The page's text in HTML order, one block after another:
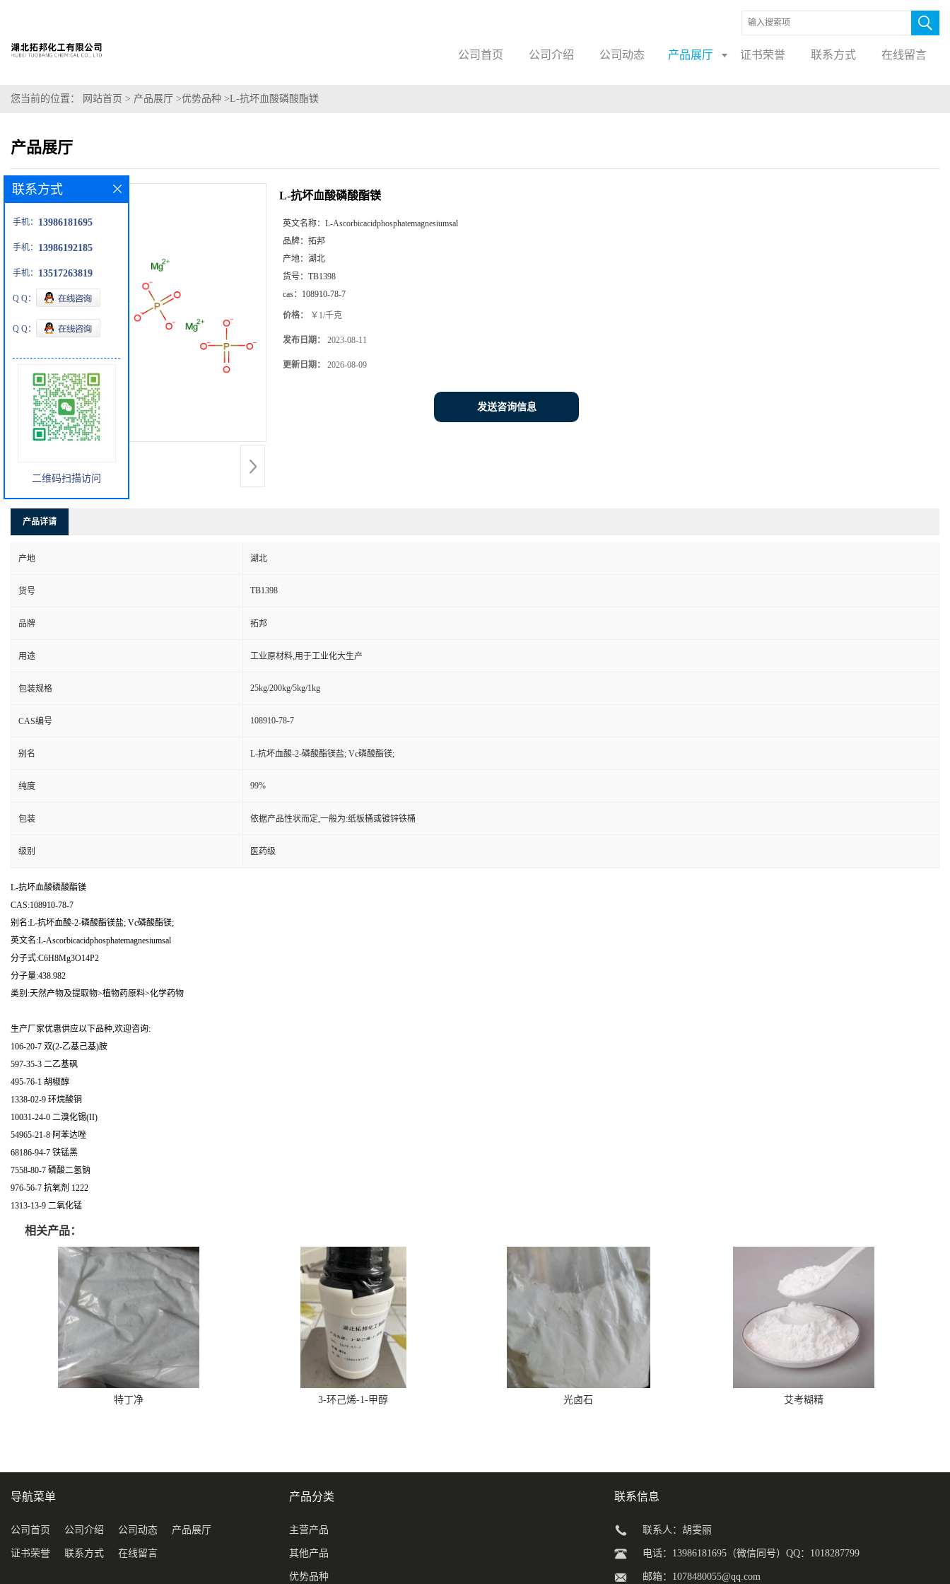
公司首页 公司介绍 公司动态 产品展厅 证书荣誉 联系方式 在线留言
您当前的位置： 网站首页 > 产品展厅 >优势品种 >L-抗坏血酸磷酸酯镁
产品展厅
L-抗坏血酸磷酸酯镁
英文名称： L-Ascorbicacidphosphatemagnesiumsal
品牌： 拓邦
产地： 湖北
货号： TB1398
cas： 108910-78-7
价格： ￥1/千克
发布日期： 2023-08-11
更新日期： 2026-08-09
发送咨询信息
产品详请
产地 湖北
货号 TB1398
品牌 拓邦
用途 工业原材料,用于工业化大生产
包装规格 25kg/200kg/5kg/1kg
CAS编号 108910-78-7
别名 L-抗坏血酸-2-磷酸酯镁盐; Vc磷酸酯镁;
纯度 99%
包装 依据产品性状而定,一般为:纸板桶或镀锌铁桶
级别 医药级
L-抗坏血酸磷酸酯镁
CAS:108910-78-7
别名:L-抗坏血酸-2-磷酸酯镁盐; Vc磷酸酯镁;
英文名:L-Ascorbicacidphosphatemagnesiumsal
分子式:C6H8Mg3O14P2
分子量:438.982
类别:天然产物及提取物>植物药原料>化学药物
生产厂家优惠供应以下品种,欢迎咨询:
106-20-7 双(2-乙基己基)胺
597-35-3 二乙基砜
495-76-1 胡椒醇
1338-02-9 环烷酸铜
10031-24-0 二溴化锡(II)
54965-21-8 阿苯达唑
68186-94-7 铁锰黑
7558-80-7 磷酸二氢钠
976-56-7 抗氧剂 1222
1313-13-9 二氧化锰
相关产品：
特丁净 3-环己烯-1-甲醇 光卤石 艾考糊精
联系方式
手机： 13986181695
手机： 13986192185
手机： 13517263819
Q Q：
Q Q：
二维码扫描访问
导航菜单
公司首页 公司介绍 公司动态 产品展厅
证书荣誉 联系方式 在线留言
产品分类
主营产品
其他产品
优势品种
联系信息
联系人：胡雯丽
电话：13986181695（微信同号）QQ：1018287799
邮箱： 1078480055@qq.com